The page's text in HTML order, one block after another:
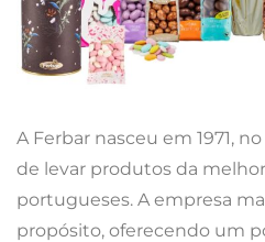
A Ferbar nasceu em 1971,
de levar produtos da
portugueses. A empresa
propósito, oferecendo um